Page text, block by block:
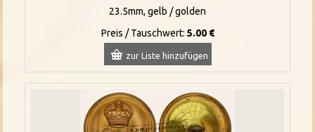
23.5mm, gelb / golden
Preis / Tauschwert: 5.00 €
zur Liste hinzufügen